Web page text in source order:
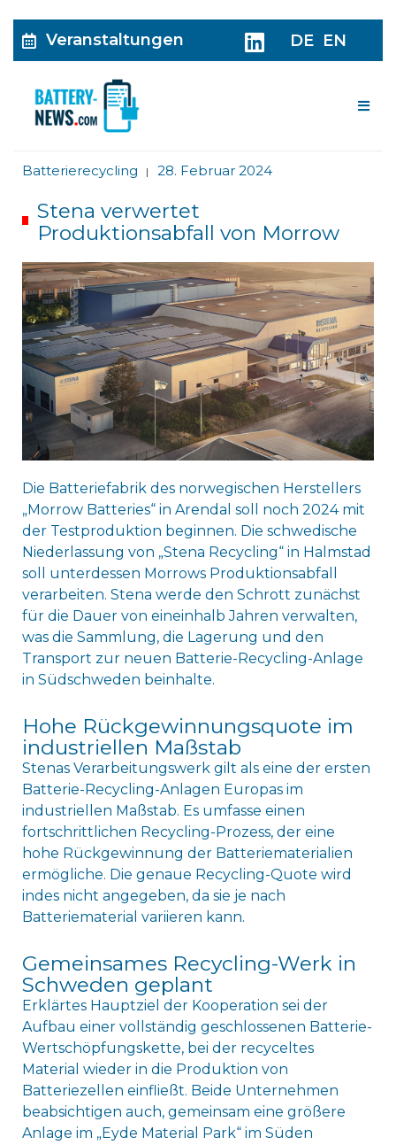
Veranstaltungen DE EN
Batterierecycling | 28. Februar 2024
Stena verwertet
Produktionsabfall von Morrow
Die Batteriefabrik des norwegischen Herstellers
„Morrow Batteries“ in Arendal soll noch 2024 mit
der Testproduktion beginnen. Die schwedische
Niederlassung von „Stena Recycling“ in Halmstad
soll unterdessen Morrows Produktionsabfall
verarbeiten. Stena werde den Schrott zunächst
für die Dauer von eineinhalb Jahren verwalten,
was die Sammlung, die Lagerung und den
Transport zur neuen Batterie-Recycling-Anlage
in Südschweden beinhalte.
Hohe Rückgewinnungsquote im
industriellen Maßstab
Stenas Verarbeitungswerk gilt als eine der ersten
Batterie-Recycling-Anlagen Europas im
industriellen Maßstab. Es umfasse einen
fortschrittlichen Recycling-Prozess, der eine
hohe Rückgewinnung der Batteriematerialien
ermögliche. Die genaue Recycling-Quote wird
indes nicht angegeben, da sie je nach
Batteriematerial variieren kann.
Gemeinsames Recycling-Werk in
Schweden geplant
Erklärtes Hauptziel der Kooperation sei der
Aufbau einer vollständig geschlossenen Batterie-
Wertschöpfungskette, bei der recyceltes
Material wieder in die Produktion von
Batteriezellen einfließt. Beide Unternehmen
beabsichtigen auch, gemeinsam eine größere
Anlage im „Eyde Material Park“ im Süden